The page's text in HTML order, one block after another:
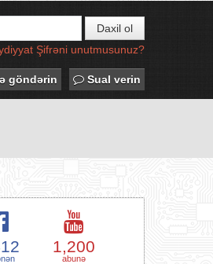
Daxil ol
Şifrəni unutmusunuz?
göndərin Sual verin
1,200
abunə